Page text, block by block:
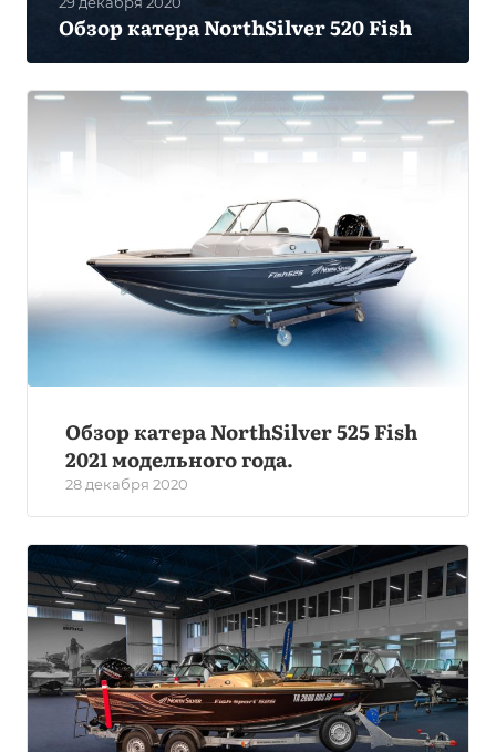
Обзор катера NorthSilver 520 Fish
Обзор катера NorthSilver 525 Fish
2021 модельного года.
28 декабря 2020